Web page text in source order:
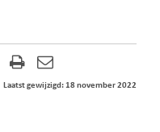
Laatst gewijzigd: 18 november 2022